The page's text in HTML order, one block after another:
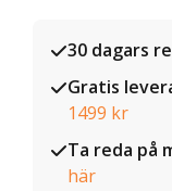
30 dagars
Gratis
1499 kr
Ta reda på
här